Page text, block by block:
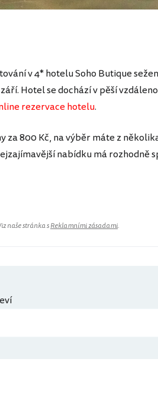
v 4* hotelu Soho Butique
Hotel se dochází v pěší
rezervace hotelu.
za 800 Kč, na výběr máte z
nabídku má rozhodně
naše stránka sReklamními zásadami.